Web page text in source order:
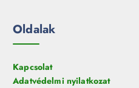
Oldalak
Kapcsolat
Adatvédelmi nyilatkozat